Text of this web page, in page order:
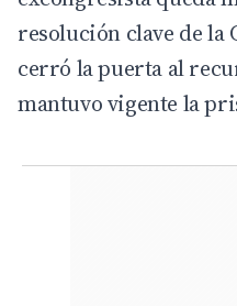
resolución clave de la
cerró la puerta al
mantuvo vigente la